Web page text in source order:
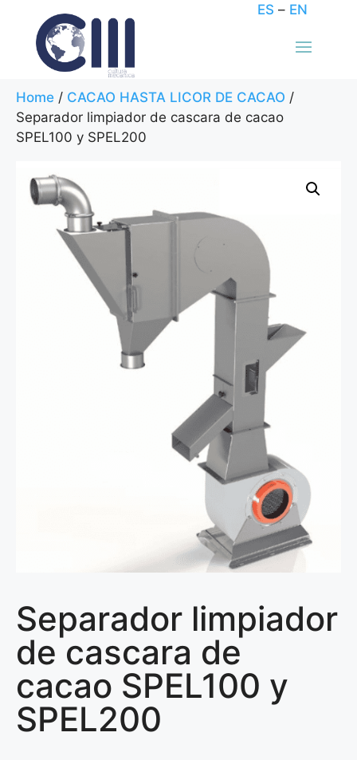
ES – EN
Home / CACAO HASTA LICOR DE CACAO /
Separador limpiador de cascara de cacao
SPEL100 y SPEL200
Separador limpiador
de cascara de
cacao SPEL100 y
SPEL200